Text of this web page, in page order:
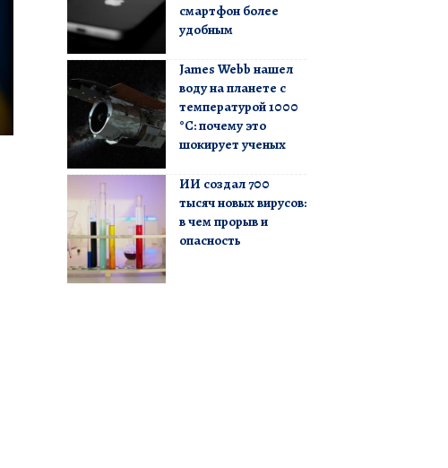
смартфон более
удобным
James Webb нашел
воду на планете с
температурой 1000
°C: почему это
шокирует ученых
ИИ создал 700
тысяч новых вирусов:
в чем прорыв и
опасность